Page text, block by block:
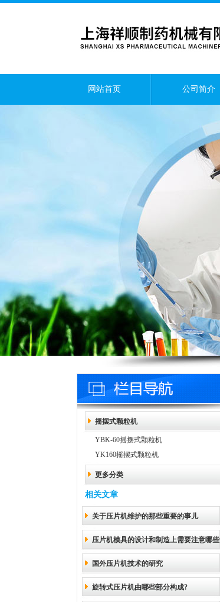
网站首页 公司简介
摇摆式颗粒机
YBK-60摇摆式颗粒机
YK160摇摆式颗粒机
更多分类
相关文章
关于压片机维护的那些重要的事儿
压片机模具的设计和制造上需要注意哪些
技术要求
国外压片机技术的研究
旋转式压片机由哪些部分构成?